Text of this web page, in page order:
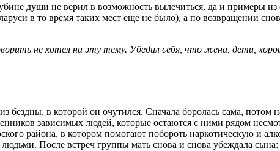
души не верил в возможность вылечиться, да и примеры
в то время таких мест еще не было), а по возвращении
не хотел на эту тему. Убедил себя, что жена, дети,
в которой он очутился. Сначала боролась сама, потом
зависимых людей, которые остаются с ними рядом
района, в котором помогают побороть наркотическую и
После встреч группы мать снова и снова убеждала